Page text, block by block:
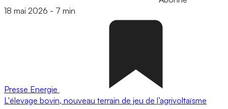
18 mai 2026 - 7 min
Presse Energie
L'élevage bovin, nouveau terrain de jeu de l’agrivoltaïsme